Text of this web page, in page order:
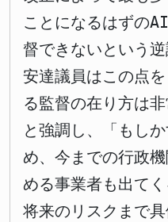
ことになるはずの
督できないという逆
安達議員はこの点
る監督の在り方は
と強調し、「もし
め、今までの行政
める事業者も出て
将来のリスクまで具